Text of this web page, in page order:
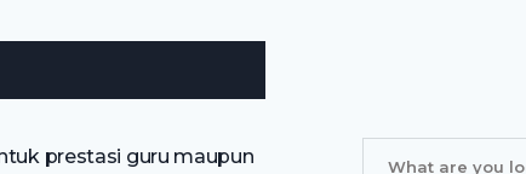
prestasi guru maupun